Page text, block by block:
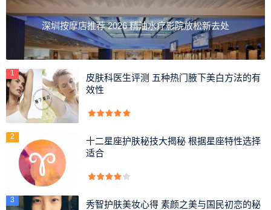
深圳按摩店推荐 2026 精油水疗影院放松新去处
1
皮肤科医生评测 五种热门腋下美白方法的有
效性
2
十二星座护肤秘技大揭秘 根据星座特性选择
适合
3
秀智护肤美妆心得 素颜之美与国民初恋的秘